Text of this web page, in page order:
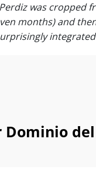
was
months) and